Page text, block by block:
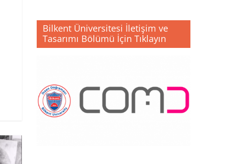
Bilkent Üniversitesi İletişim ve
Tasarımı Bölümü İçin Tıklayın